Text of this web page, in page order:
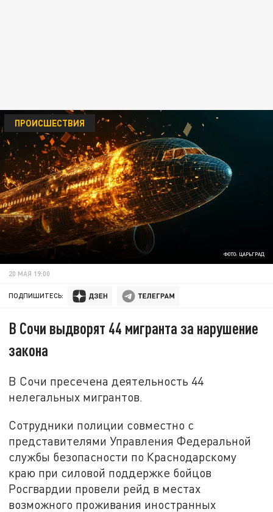
ФОТО: ЦАРЬГРАД
ПРОИСШЕСТВИЯ
20 МАЯ 19:00
ПОДПИШИТЕСЬ:
В Сочи выдворят 44 мигранта за нарушение
закона
В Сочи пресечена деятельность 44
нелегальных мигрантов.
Сотрудники полиции совместно с
представителями Управления Федеральной
службы безопасности по Краснодарскому
краю при силовой поддержке бойцов
Росгвардии провели рейд в местах
возможного проживания иностранных